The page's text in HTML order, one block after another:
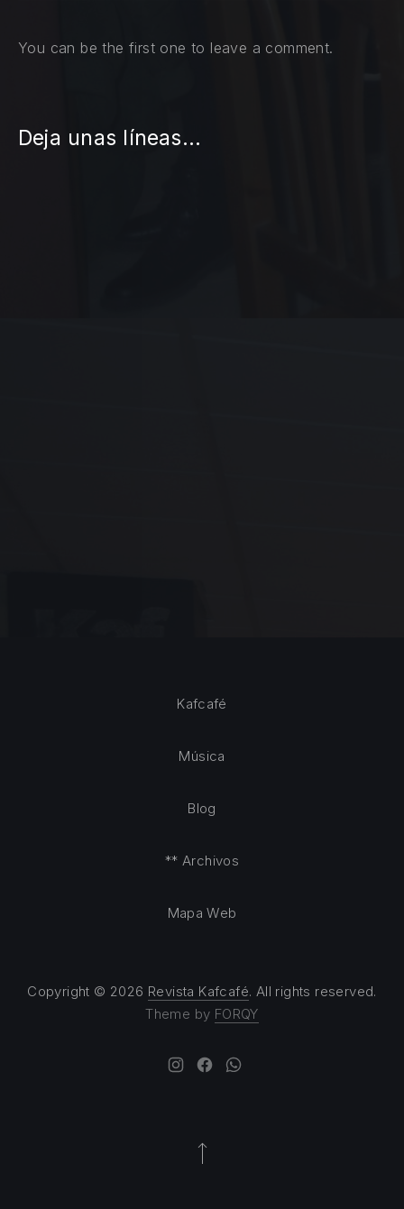
You can be the first one to leave a comment.
Deja unas líneas...
Copyright © 2026 Revista Kafcafé. All rights reserved.
Theme by FORQY
Kafcafé
Música
Blog
** Archivos
Mapa Web
New Window
New Window
New Window
Back to Top